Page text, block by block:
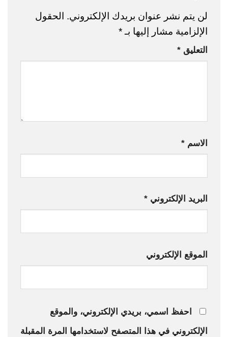
لن يتم نشر عنوان بريدك الإلكتروني. الحقول
الإلزامية مشار إليها بـ*
التعليق *
الاسم *
البريد الإلكتروني *
الموقع الإلكتروني
احفظ اسمي، بريدي الإلكتروني، والموقع
الإلكتروني في هذا المتصفح لاستخدامها المرة المقبلة